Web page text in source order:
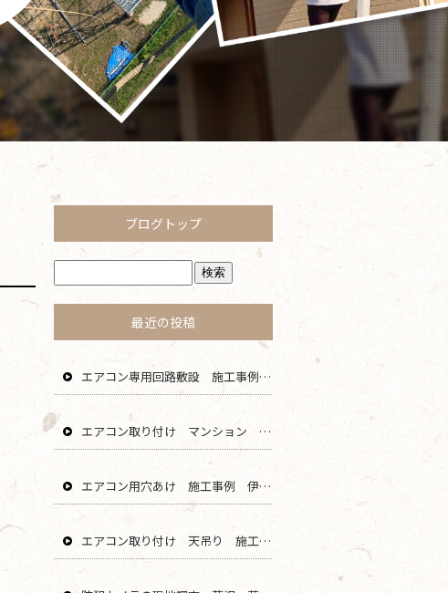
ブログトップ
最近の投稿
エアコン専用回路敷設 施工事例 茅ヶ崎 藤沢 寒川 エリア
エアコン取り付け マンション 鎌倉 逗子 藤沢 横浜 エリア
エアコン用穴あけ 施工事例 伊勢原 秦野 平塚 二宮 エリア
エアコン取り付け 天吊り 施工事例 海老名 厚木 大和 綾瀬 エリア